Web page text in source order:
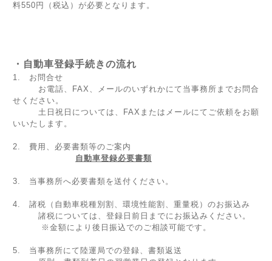
料550円（税込）が必要となります。
・自動車登録手続きの流れ
1. お問合せ
お電話、FAX、メールのいずれかにて当事務所までお問合
せください。
土日祝日については、FAXまたはメールにてご依頼をお願
いいたします。
2. 費用、必要書類等のご案内
自動車登録必要書類
3. 当事務所へ必要書類を送付ください。
4. 諸税（自動車税種別割、環境性能割、重量税）のお振込み
諸税については、登録日前日までにお振込みください。
※金額により後日振込でのご相談可能です。
5. 当事務所にて陸運局での登録、書類返送